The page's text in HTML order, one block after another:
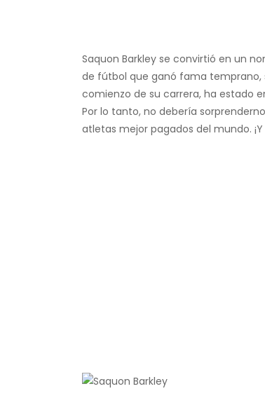
Saquon Barkley se convirtió en un
de fútbol que ganó fama temprano,
comienzo de su carrera, ha estado
Por lo tanto, no debería
atletas mejor pagados del mundo.